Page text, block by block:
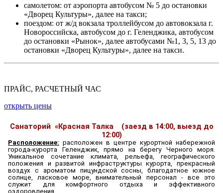
самолетом: от аэропорта автобусом № 5 до остановки
«Дворец Культуры», далее на такси;
поездом: от ж/д вокзала троллейбусом до автовокзала г.
Новороссийска, автобусом до г. Геленджика, автобусом
до остановки «Рынок», далее автобусами №1, 3, 5, 13 до
остановки «Дворец Культуры», далее на такси.
ПРАЙС, РАСЧЕТНЫЙ ЧАС
открыть цены